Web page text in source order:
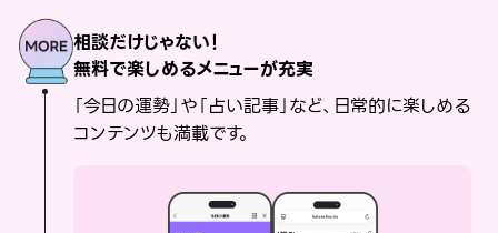
相談だけじゃない！
無料で楽しめるメニューが充実
「今日の運勢」や「占い記事」など、日常的に楽しめる
コンテンツも満載です。